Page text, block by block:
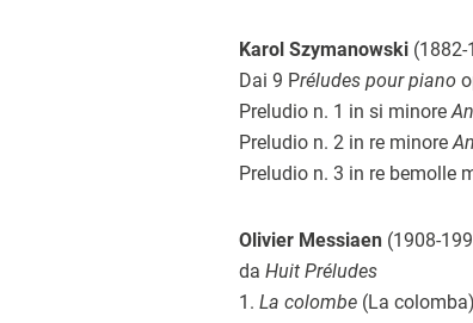
Karol Szymanowski (1882-
Dai 9 Préludes pour piano
Preludio n. 1 in si minore
Preludio n. 2 in re minore
Preludio n. 3 in re bemolle
Olivier Messiaen (1908-
da Huit Préludes
1. La colombe (La colomba)